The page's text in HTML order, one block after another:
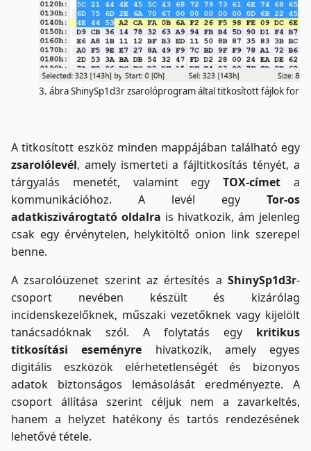
3. ábra ShinySp1d3r zsarolóprogram által titkosított fájlok
A titkosított eszköz minden mappájában található egy
zsarolólevél, amely ismerteti a fájltitkosítás tényét, a
tárgyalás menetét, valamint egyTOX-címet a
kommunikációhoz. A levél egy Tor‑os
adatkiszivárogtató oldalra is hivatkozik, ám jelenleg
csak egy érvénytelen, helykitöltő onion link szerepel
benne.
A zsarolóüzenet szerint az értesítés a ShinySp1d3r-
csoport nevében készült és kizárólag
incidenskezelőknek, műszaki vezetőknek vagy kijelölt
tanácsadóknak szól. A folytatás egy kritikus
titkosítási eseményre hivatkozik, amely egyes
digitális eszközök elérhetetlenségét és bizonyos
adatok biztonságos lemásolását eredményezte. A
csoport állítása szerint céljuk nem a zavarkeltés,
hanem a helyzet hatékony és tartós rendezésének
lehetővé tétele.